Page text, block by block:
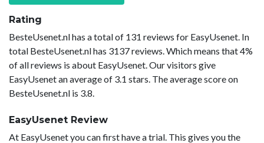
Rating
BesteUsenet.nl has a total of 131 reviews for EasyUsenet. In
total BesteUsenet.nl has 3137 reviews. Which means that 4%
of all reviews is about EasyUsenet. Our visitors give
EasyUsenet an average of 3.1 stars. The average score on
BesteUsenet.nl is 3.8.
EasyUsenet Review
At EasyUsenet you can first have a trial. This gives you the